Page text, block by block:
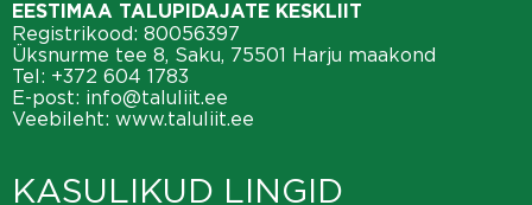
EESTIMAA TALUPIDAJATE KESKLIIT
Registrikood: 80056397
Üksnurme tee 8, Saku, 75501 Harju maakond
Tel: +372 604 1783
E-post: info@taluliit.ee
Veebileht: www.taluliit.ee
KASULIKUD LINGID